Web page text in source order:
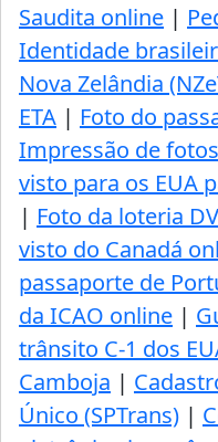
Saudita online |
Identidade
Nova Zelândia
ETA | Foto do
Impressão de
visto para os EUA
| Foto da loteria
visto do Canadá
passaporte de
da ICAO online |
trânsito C-1 dos
Camboja |
Único (SPTrans) |